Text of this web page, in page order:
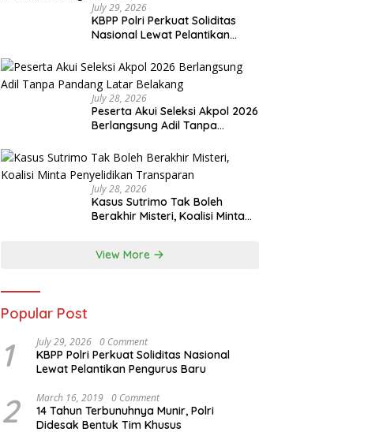
July 29, 2026
KBPP Polri Perkuat Soliditas
Nasional Lewat Pelantikan
July 28, 2026
Peserta Akui Seleksi Akpol 2026
Berlangsung Adil Tanpa
July 28, 2026
Kasus Sutrimo Tak Boleh
Berakhir Misteri, Koalisi Minta
View More
Popular Post
1 July 29, 2026 0 Comment
KBPP Polri Perkuat Soliditas Nasional
Lewat Pelantikan Pengurus Baru
2 March 16, 2019 0 Comment
14 Tahun Terbunuhnya Munir, Polri
Didesak Bentuk Tim Khusus